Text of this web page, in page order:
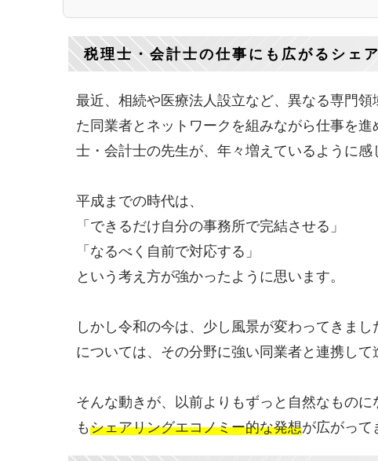
税理士・会計士の仕事にも広がるシェ
最近、相続や医療法人設立など、異なる専門領
た同業者とネットワークを組みながら仕事を進
士・会計士の先生が、年々増えているように感
平成までの時代は、
「できるだけ自分の事務所で完結させる」
「なるべく自前で対応する」
という考え方が強かったように思います。
しかし令和の今は、少し風景が変わってきま
については、その分野に強い同業者と連携して
そんな動きが、以前よりもずっと自然なもの
もシェアリングエコノミー的な発想が広がって